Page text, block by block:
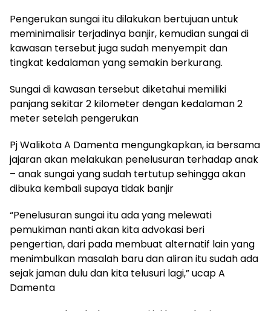
Pengerukan sungai itu dilakukan bertujuan untuk
meminimalisir terjadinya banjir, kemudian sungai di
kawasan tersebut juga sudah menyempit dan
tingkat kedalaman yang semakin berkurang.
Sungai di kawasan tersebut diketahui memiliki
panjang sekitar 2 kilometer dengan kedalaman 2
meter setelah pengerukan
Pj Walikota A Damenta mengungkapkan, ia bersama
jajaran akan melakukan penelusuran terhadap anak
– anak sungai yang sudah tertutup sehingga akan
dibuka kembali supaya tidak banjir
“Penelusuran sungai itu ada yang melewati
pemukiman nanti akan kita advokasi beri
pengertian, dari pada membuat alternatif lain yang
menimbulkan masalah baru dan aliran itu sudah ada
sejak jaman dulu dan kita telusuri lagi,” ucap A
Damenta